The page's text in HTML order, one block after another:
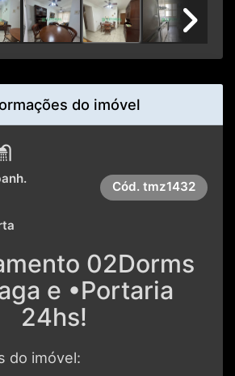
Next
do imóvel
Cód. tmz1432
02Dorms
e •Portaria
24hs!
do imóvel: